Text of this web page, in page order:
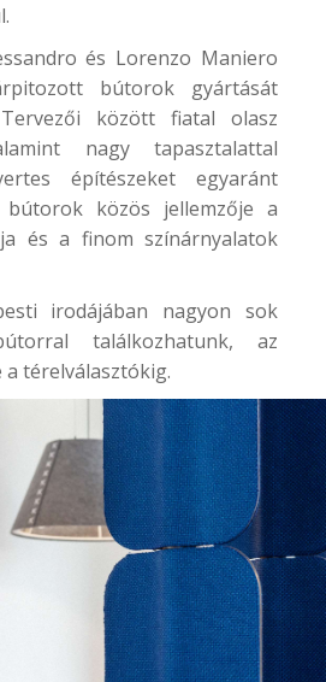
és Lorenzo Maniero
bútorok gyártását
között fiatal olasz
nagy tapasztalattal
építészeket egyaránt
közös jellemzője a
és a finom színárnyalatok
irodájában nagyon sok
találkozhatunk, az
térelválasztókig.